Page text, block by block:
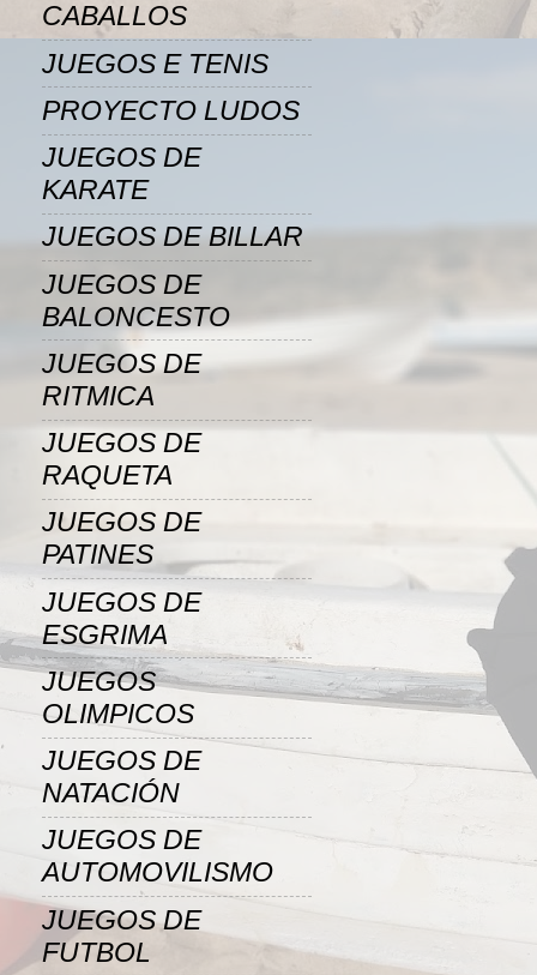
CABALLOS
JUEGOS E TENIS
PROYECTO LUDOS
JUEGOS DE
KARATE
JUEGOS DE BILLAR
JUEGOS DE
BALONCESTO
JUEGOS DE
RITMICA
JUEGOS DE
RAQUETA
JUEGOS DE
PATINES
JUEGOS DE
ESGRIMA
JUEGOS
OLIMPICOS
JUEGOS DE
NATACIÓN
JUEGOS DE
AUTOMOVILISMO
JUEGOS DE
FUTBOL